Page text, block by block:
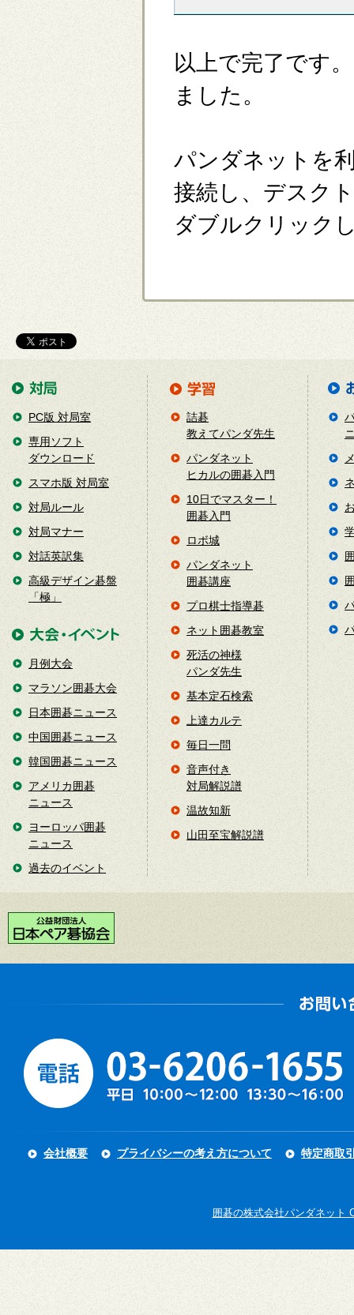
以上で完了です
ました。
パンダネットを
接続し、デスク
ダブルクリック
PC版 対局室
専用ソフト
ダウンロード
スマホ版 対局室
対局ルール
対局マナー
対話英訳集
高級デザイン碁盤
「極」
月例大会
マラソン囲碁大会
日本囲碁ニュース
中国囲碁ニュース
韓国囲碁ニュース
アメリカ囲碁
ニュース
ヨーロッパ囲碁
ニュース
過去のイベント
詰碁
教えてパンダ先生
パンダネット
ヒカルの囲碁入門
10日でマスター！
囲碁入門
ロボ城
パンダネット
囲碁講座
プロ棋士指導碁
ネット囲碁教室
死活の神様
パンダ先生
基本定石検索
上達カルテ
毎日一問
音声付き
対局解説譜
温故知新
山田至宝解説譜
会社概要 プライバシーの考え方について 特定商取
囲碁の株式会社パンダネット